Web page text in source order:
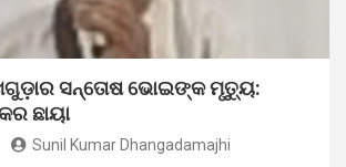
ସନ୍ତୋଷ ଭୋଇଙ୍କ ମୃତ୍ୟୁ:
ଛାୟା
Sunil Kumar Dhangadamajhi